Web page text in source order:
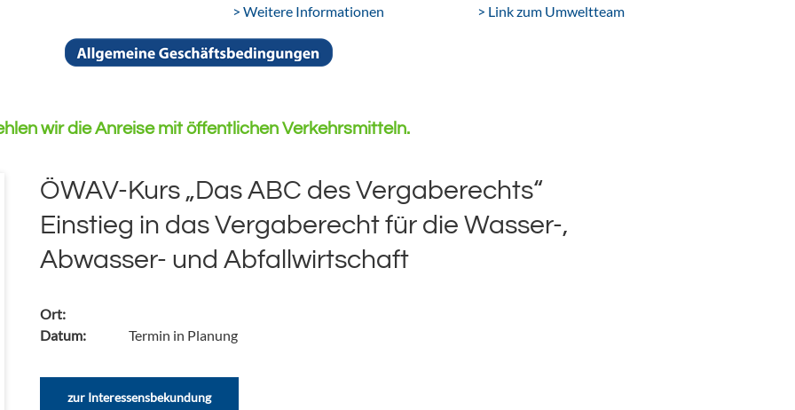
> Weitere Informationen > Link zum Umweltteam
wir die Anreise mit öffentlichen Verkehrsmitteln.
ÖWAV-Kurs „Das ABC des Vergaberechts“
Einstieg in das Vergaberecht für die Wasser-,
Abwasser- und Abfallwirtschaft
Ort:
Datum:
Termin in Planung
zur Interessensbekundung